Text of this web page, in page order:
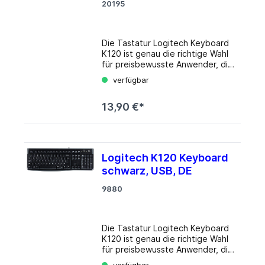
20195
Die Tastatur Logitech Keyboard
K120 ist genau die richtige Wahl
für preisbewusste Anwender, die
bewährte Logitech-Qualität zu
einem fairen Preis erhalten
flache Gehäuse der Tastatur
Details Layout: deutsch Typ:
Rubber Dome Beleuchtung: N/A
mit Rahmen Tastenkappen-
Capslock, Num, Rollen
Handballenauflage: N/A
Gehäuse: Kunststoff Verbindung:
kabelgebunden (1.5m), USB
verfügbar
13,90 €*
Logitech K120 Keyboard
schwarz, USB, DE
9880
Die Tastatur Logitech Keyboard
K120 ist genau die richtige Wahl
für preisbewusste Anwender, die
bewährte Logitech-Qualität zu